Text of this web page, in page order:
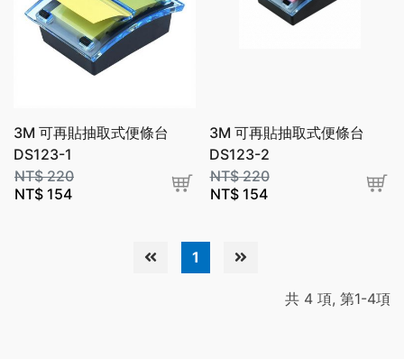
3M 可再貼抽取式便條台
DS123-1
NT$220
NT$ 154
3M 可再貼抽取式便條台
DS123-2
NT$220
NT$154
1
共 4 項, 第1-4項